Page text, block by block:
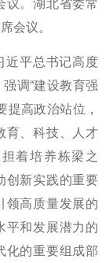
议。湖北省委常
会议。
平总书记高度
调“建设教育强
提高政治站位，
育、科技、人才
着培养栋梁之
创新实践的重要
领高质量发展的
平和发展潜力的
化的重要组成部